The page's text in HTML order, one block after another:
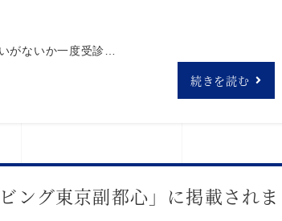
がないか一度受診…
続きを読む
ング東京副都心」に掲載されま